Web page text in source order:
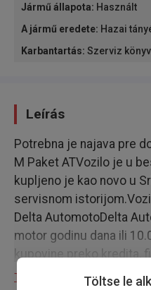
Jármű állapota: Használt
A jármű eredete: Hazai
Karbantartás: Szerviz könyv
Leírás
Potrebna je najava pre
M Paket ATVozilo je u
kupljeno je kao novo u
servisnom
Delta AutomotoDelta
motor godinu dana ili
kupovine preko kredita,
lizinga.
Többet mutat Töltse le